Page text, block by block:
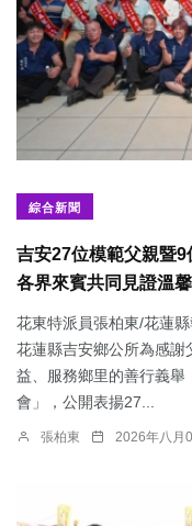
綜合新聞
吉安27位模範父親暨
各界來賓共同見證溫
花東特派員張柏東/花蓮
花蓮縣吉安鄉公所為感
益、服務鄉里的善行義舉
會」，公開表揚27...
張柏東 2026年八月